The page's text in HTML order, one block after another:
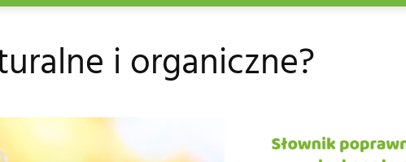
i organiczne?